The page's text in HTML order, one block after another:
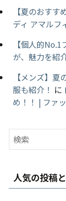
【夏のおす
ディ アマルフ
【個人的
が、魅力を紹
【メンズ】
服も紹介！ に
め！！ | ファ
人気の投稿